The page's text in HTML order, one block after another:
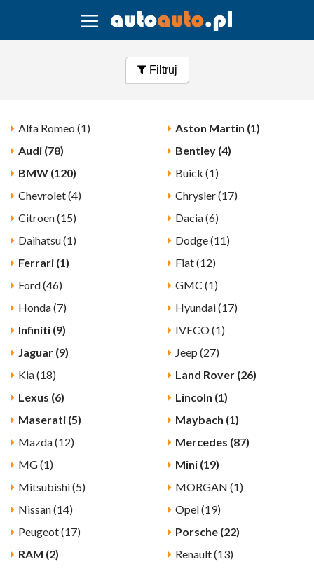
Filtruj
Alfa Romeo (1)
Aston Martin (1)
Audi (78)
Bentley (4)
BMW (120)
Buick (1)
Chevrolet (4)
Chrysler (17)
Citroen (15)
Dacia (6)
Daihatsu (1)
Dodge (11)
Ferrari (1)
Fiat (12)
Ford (46)
GMC (1)
Honda (7)
Hyundai (17)
Infiniti (9)
IVECO (1)
Jaguar (9)
Jeep (27)
Kia (18)
Land Rover (26)
Lexus (6)
Lincoln (1)
Maserati (5)
Maybach (1)
Mazda (12)
Mercedes (87)
MG (1)
Mini (19)
Mitsubishi (5)
MORGAN (1)
Nissan (14)
Opel (19)
Peugeot (17)
Porsche (22)
RAM (2)
Renault (13)